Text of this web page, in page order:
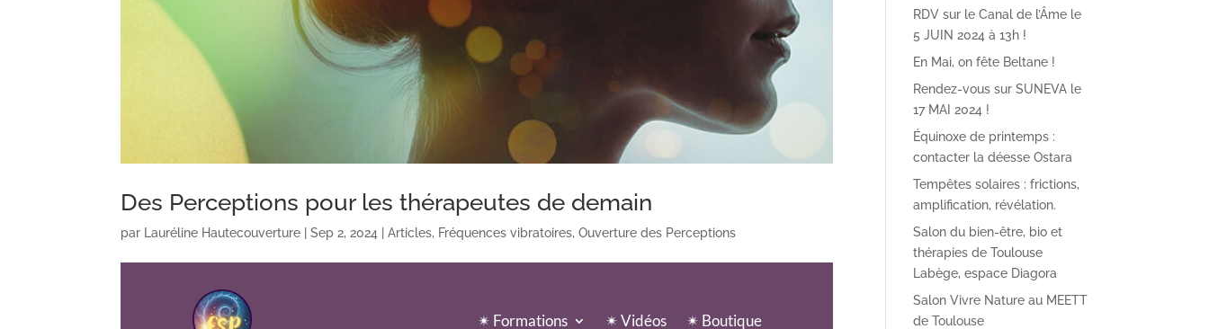
Des Perceptions pour les thérapeutes de demain
par Lauréline Hautecouverture |Sep 2, 2024 |Articles, Fréquences vibratoires,Ouverture des Perceptions
✴︎ Formations ✴︎ Vidéos
✴︎ Boutique
RDV sur le Canal de l’Âme le
5 JUIN 2024 à 13h !
En Mai, on fête Beltane !
Rendez-vous sur SUNEVA le
17 MAI 2024 !
Équinoxe de printemps :
contacter la déesse Ostara
Tempêtes solaires : frictions,
amplification, révélation.
Salon du bien-être, bio et
thérapies de Toulouse
Labège, espace Diagora
Salon Vivre Nature au MEETT
de Toulouse